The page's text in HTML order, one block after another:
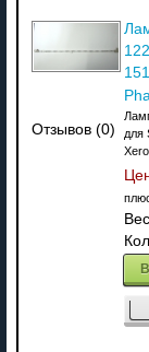
Отзывов (0)
для